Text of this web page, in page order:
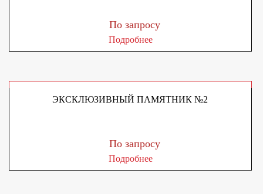
По запросу
Подробнее
ЭКСКЛЮЗИВНЫЙ ПАМЯТНИК №2
По запросу
Подробнее